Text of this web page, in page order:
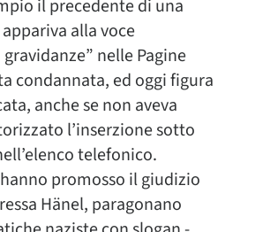
il precedente di una
alla voce
nelle Pagine
condannata, ed oggi figura
anche se non aveva
l’inserzione sotto
telefonico.
promosso il giudizio
Hänel, paragonano